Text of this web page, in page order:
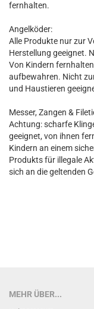
fernhalten.
Angelköder:
Alle Produkte nur zur
Herstellung geeignet.
Von Kindern
aufbewahren. Nicht
und Haustieren
Messer, Zangen &
Achtung: scharfe
geeignet, von ihnen
Kindern an einem
Produkts für illegale
sich an die geltenden
MEHR ÜBER...